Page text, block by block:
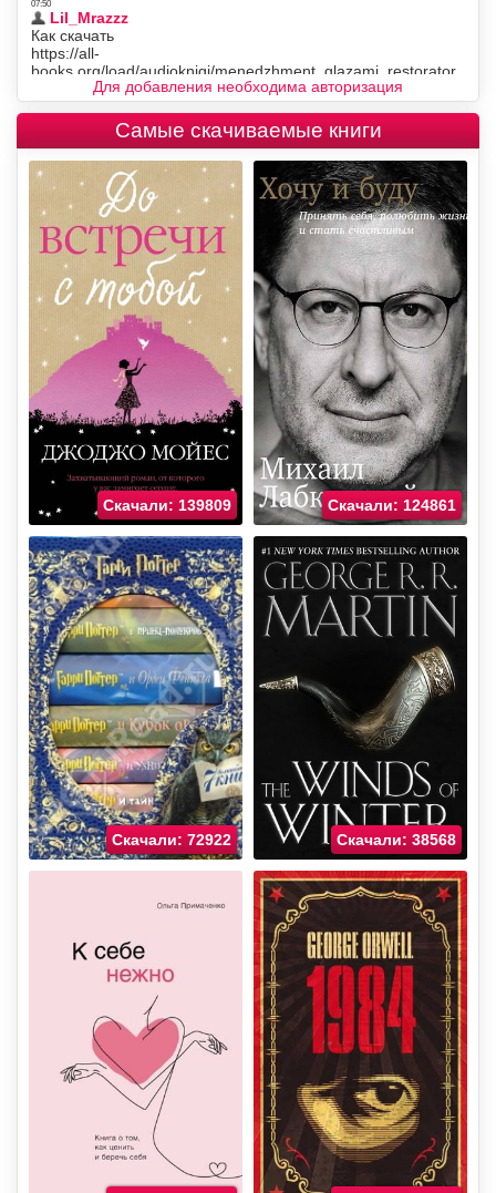
Для добавления необходима авторизация
Самые скачиваемые книги
Скачали: 139809 Скачали: 124861
Скачали: 72922 Скачали: 38568